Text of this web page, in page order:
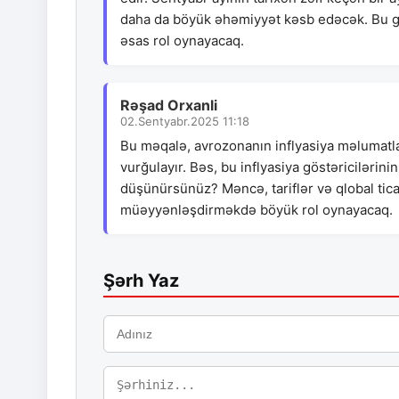
daha da böyük əhəmiyyət kəsb edəcək.
əsas rol oynayacaq.
Rəşad Orxanli
02.Sentyabr.2025 11:18
Bu məqalə, avrozonanın inflyasiya
vurğulayır. Bəs, bu inflyasiya
düşünürsünüz? Məncə, tariflər və qlobal
müəyyənləşdirməkdə böyük rol oynayacaq.
Şərh Yaz